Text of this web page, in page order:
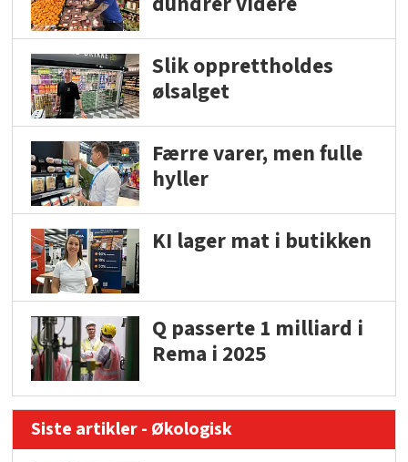
Slik opprettholdes
ølsalget
Færre varer, men fulle
hyller
KI lager mat i butikken
Q passerte 1 milliard i
Rema i 2025
Siste artikler - Økologisk